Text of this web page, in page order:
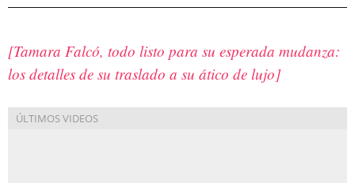
[Tamara Falcó, todo listo para su esperada mudanza:
los detalles de su traslado a su ático de lujo]